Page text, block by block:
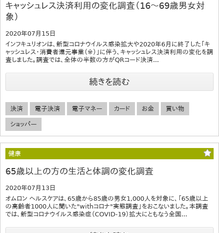
キャッシュレス決済利用の変化調査（16～69歳男女対
象）
2020年07月15日
インフキュリオンは、新型コロナウイルス感染拡大や2020年6月に終了した「キ
ャッシュレス・消費者還元事業（※）」に伴う、キャッシュレス決済利用の変化を調
査しました。調査では、全体の半数の方がQRコード決済...
続きを読む
決済 電子決済 電子マネー カード お金 買い物
ショッパー
健康
65歳以上の方の生活と体調の変化調査
2020年07月13日
オムロン ヘルスケアは、65歳から85歳の男女1,000人を対象に、「65歳以上
の高齢者1000人に聞いた"withコロナ"実態調査」をおこないました。本調査
では、新型コロナウイルス感染症（COVID-19）拡大にともなう全国...